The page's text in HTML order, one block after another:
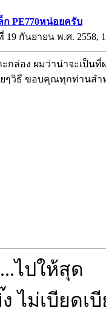
ก PE770หน่อยครับ
19 กันยายน พ.ศ. 2558,
ะกล่อง ผมว่าน่าจะเป็น
ยๆวิธี ขอบคุณทุกท่านส
ไปให้สุด
ไม่เบียดเ